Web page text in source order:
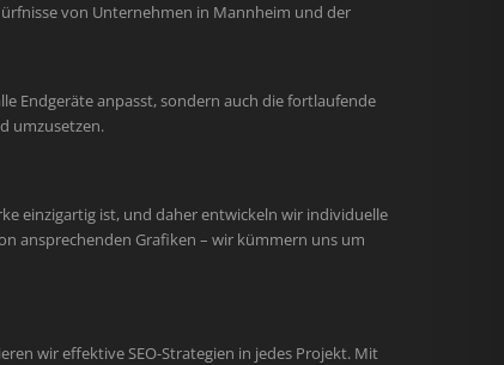
von Unternehmen in Mannheim und der
Endgeräte anpasst, sondern auch die fortlaufende
umzusetzen.
einzigartig ist, und daher entwickeln wir individuelle
ansprechenden Grafiken – wir kümmern uns um
wir effektive SEO-Strategien in jedes Projekt. Mit